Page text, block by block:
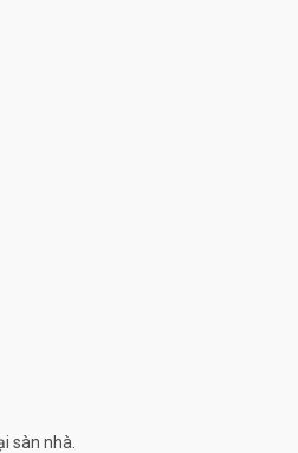
sàn nhà.